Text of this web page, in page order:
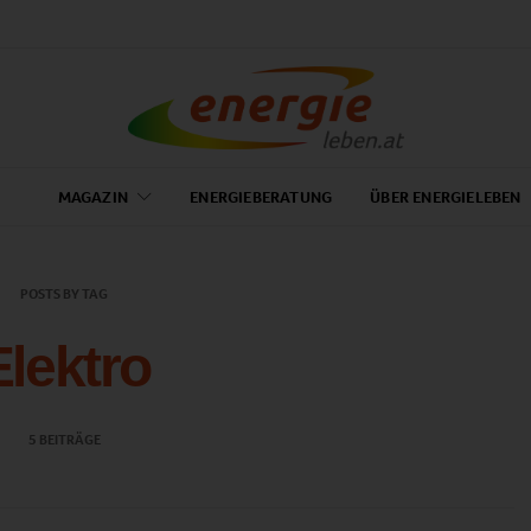
MAGAZIN ENERGIEBERATUNG ÜBER ENERGIELEBEN
POSTS BY TAG
5 BEITRÄGE